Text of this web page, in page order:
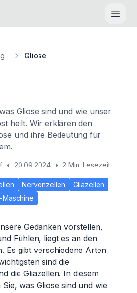
Gliose
Gliose sind und wie unser
heilt. Wir erklären den
und ihre Bedeutung für
• 20.09.2024 • 2 Min. Lesezeit
Nervenzellen
Gliazellen
Maschine
Gedanken vorstellen,
Fühlen, liegt es an den
Es gibt verschiedene Arten
sind die
die Gliazellen. In diesem
was Gliose sind und wie